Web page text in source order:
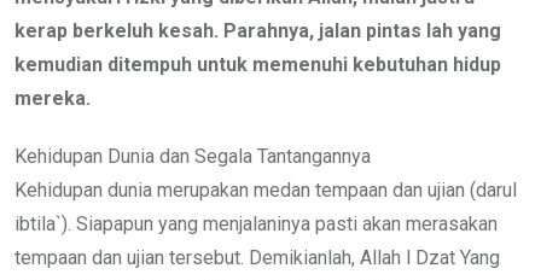
kerap berkeluh kesah. Parahnya, jalan pintas lah yang
kemudian ditempuh untuk memenuhi kebutuhan hidup
mereka.
Kehidupan Dunia dan Segala Tantangannya
Kehidupan dunia merupakan medan tempaan dan ujian (darul
ibtila`). Siapapun yang menjalaninya pasti akan merasakan
tempaan dan ujian tersebut. Demikianlah, Allah l Dzat Yang